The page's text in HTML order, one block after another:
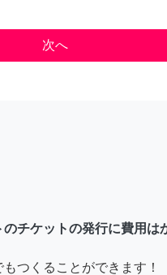
チケットの発行に費用は
つくることができます！